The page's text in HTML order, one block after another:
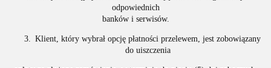
odpowiednich
banków i serwisów.
Klient, który wybrał opcję płatności przelewem, jest zobowiązany
do uiszczenia